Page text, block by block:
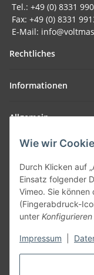
Wie wir
Durch Klicken auf
Einsatz folgender
Vimeo. Sie
(Fingerabdruck-
unter Konfigurieren
Impressum
Tel.: +49 (0) 8331
Fax: +49 (0) 8331
E-Mail:
Rechtliches
Informationen
Allgemein
Teil unseres
SmoliTec - Safety.
* Alle Preise inkl.